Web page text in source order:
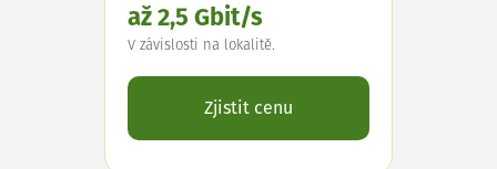
až 2,5 Gbit/s
V závislosti na lokalitě.
Zjistit cenu